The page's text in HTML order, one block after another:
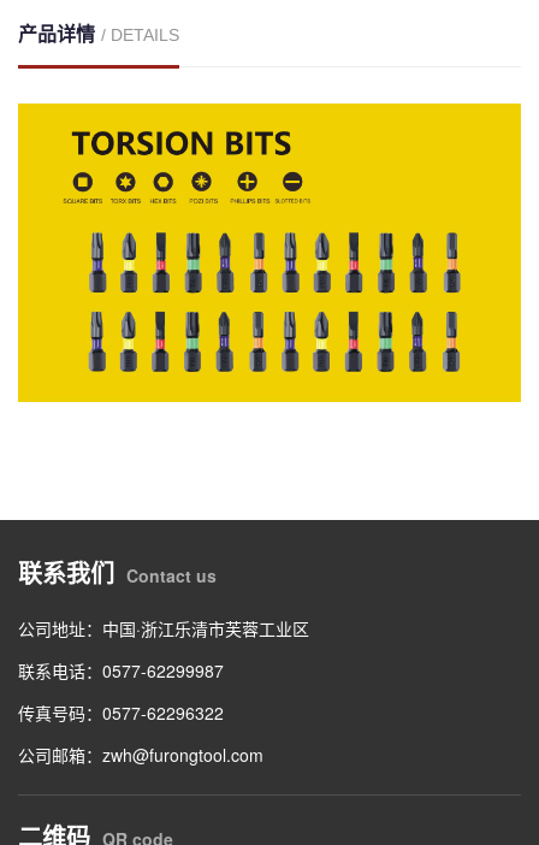
产品详情 / DETAILS
联系我们 Contact us
公司地址：中国·浙江乐清市芙蓉工业区
联系电话：0577-62299987
传真号码：0577-62296322
公司邮箱：zwh@furongtool.com
二维码 QR code